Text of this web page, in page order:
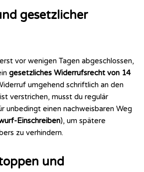
gesetzlicher
vor wenigen Tagen abgeschlossen,
gesetzliches Widerrufsrecht von 14
umgehend schriftlich an den
verstrichen, musst du regulär
unbedingt einen nachweisbaren Weg
Einschreiben), um spätere
zu verhindern.
und